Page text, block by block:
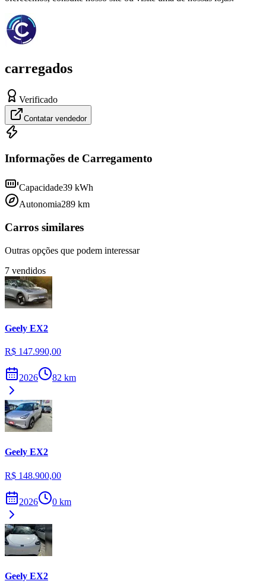
carregados
Verificado
Contatar vendedor
Informações de Carregamento
Capacidade39 kWh
Autonomia289 km
Carros similares
Outras opções que podem interessar
7 vendidos
Geely EX2
R$ 147.990,00
2026 82 km
Geely EX2
R$ 148.900,00
2026 0 km
Geely EX2